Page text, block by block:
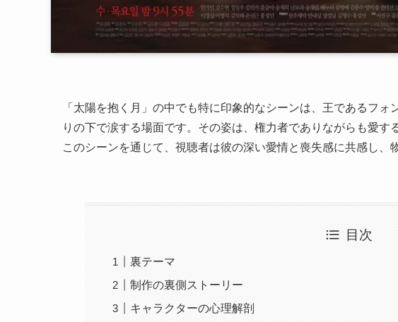
「太陽を抱く月」の中でも特に印象的なシーンは、王であるフ
りの下で涙する場面です。その姿は、権力者でありながらも愛す
このシーンを通じて、視聴者は彼の深い愛情と喪失感に共感し、
目次
裏テーマ
制作の裏側ストーリー
キャラクターの心理解剖